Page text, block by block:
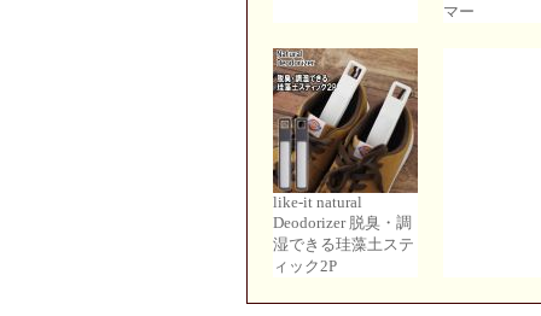
マー
like-it natural
Deodorizer 脱臭・調
湿できる珪藻土ステ
ィック2P